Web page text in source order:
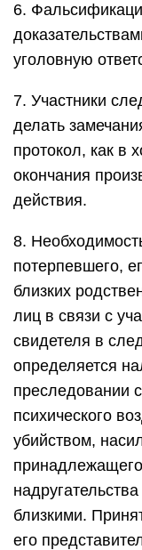
6.
уголовную
7. Участники
делать
протокол, как в
окончания
действия.
8.
потерпевшего,
близких
лиц в связи с
свидетеля в
определяется
преследовании
психического
убийством,
близкими.
его